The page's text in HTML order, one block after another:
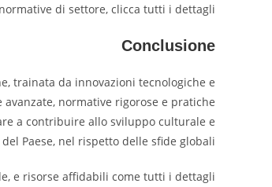
di settore, clicca tutti i dettagli.
Conclusione
trainata da innovazioni tecnologiche e
normative rigorose e pratiche
a contribuire allo sviluppo culturale e
Paese, nel rispetto delle sfide globali.
e risorse affidabili come tutti i dettagli